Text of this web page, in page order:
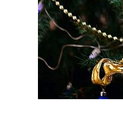
Разлуки не будет